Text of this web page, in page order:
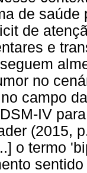
de saúde
de
e
no
campo
IV
(2015,
o termo